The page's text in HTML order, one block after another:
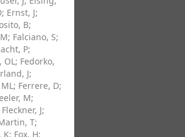
; Ernst, J;
B;
; Falciano, S;
P;
OL; Fedorko,
J;
; Ferrere, D;
M;
Fleckner, J;
T;
K; Fox, H;